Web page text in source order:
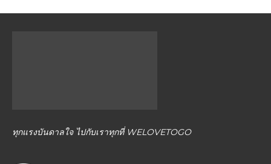
ทุกแรงบันดาลใจ ไปกับเราทุกที่ WELOVETOGO